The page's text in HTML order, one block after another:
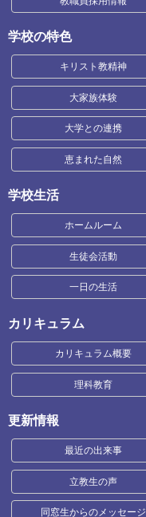
学校の特色
キリスト教精神
大家族体験
大学との連携
恵まれた自然
学校生活
ホームルーム
生徒会活動
一日の生活
カリキュラム
カリキュラム概要
理科教育
更新情報
最近の出来事
立教生の声
同窓生からのメッセージ